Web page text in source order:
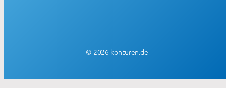
© 2026 konturen.de